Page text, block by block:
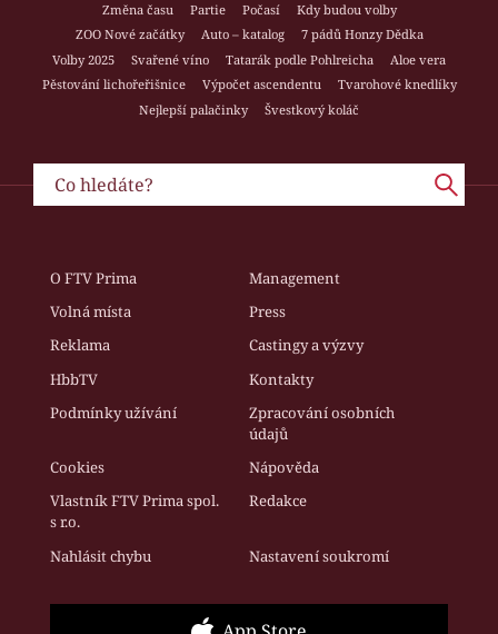
Změna času
Partie Počasí
Kdy budou volby
ZOO Nové začátky
Auto – katalog
7 pádů Honzy Dědka
Volby 2025
Svařené víno Tatarák podle Pohlreicha
Aloe vera
Pěstování lichořeřišnice
Výpočet ascendentu
Tvarohové knedlíky
Nejlepší palačinky
Švestkový koláč
O FTV Prima
Management
Volná místa
Press
Reklama
Castingy a výzvy
HbbTV
Kontakty
Podmínky užívání
Zpracování osobních
údajů
Cookies
Nápověda
Vlastník FTV Prima spol.
s r.o.
Redakce
Nahlásit chybu Nastavení soukromí